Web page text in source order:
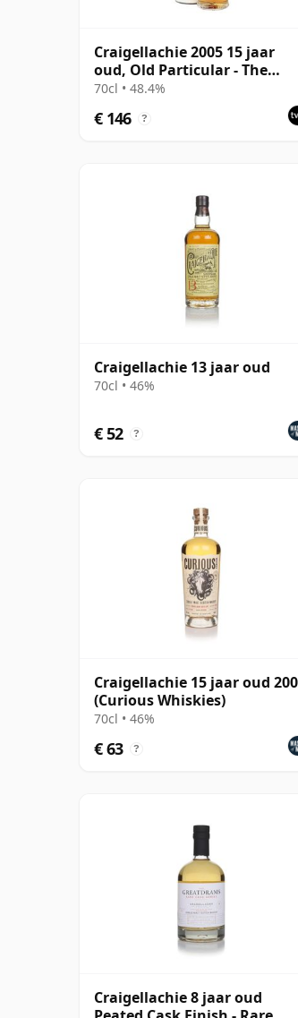
Craigellachie 2005 15 jaar
oud, Old Particular - The
Midnight Series
70cl • 48.4%
€ 146 ?
Craigellachie 13 jaar oud
70cl • 46%
€ 52 ?
Craigellachie 15 jaar oud
(Curious Whiskies)
70cl • 46%
€ 63 ?
Craigellachie 8 jaar oud